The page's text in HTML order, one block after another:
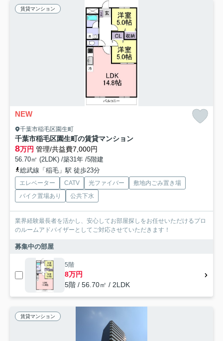
賃貸マンション
NEW
千葉市稲毛区園生町
千葉市稲毛区園生町の賃貸マンション
8万円 管理/共益費7,000円
56.70㎡ (2LDK) /築31年 /5階建
総武線「稲毛」駅 徒歩23分
エレベーター CATV 光ファイバー
敷地内ごみ置き場
バイク置場あり
公共下水
業界経験最長者を活かし、安心してお部屋探しをお任せいただけるプロ
のルームアドバイザーとしてご対応させていただきます！
募集中の部屋
5階
8万円
5階 / 56.70㎡ / 2LDK
賃貸マンション